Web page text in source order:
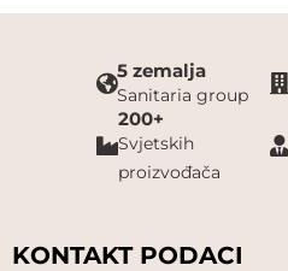
5 zemalja
Sanitaria group
200+
Svjetskih
proizvođača
KONTAKT PODACI